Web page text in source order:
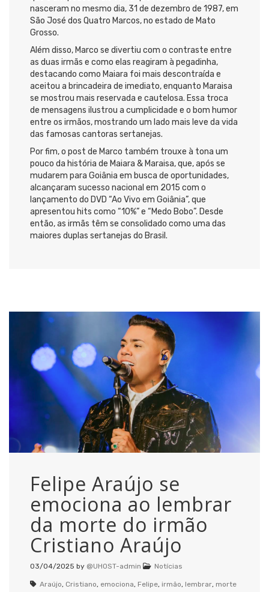
nasceram no mesmo dia, 31 de dezembro de 1987, em
São José dos Quatro Marcos, no estado de Mato
Grosso.
Além disso, Marco se divertiu com o contraste entre
as duas irmãs e como elas reagiram à pegadinha,
destacando como Maiara foi mais descontraída e
aceitou a brincadeira de imediato, enquanto Maraisa
se mostrou mais reservada e cautelosa. Essa troca
de mensagens ilustrou a cumplicidade e o bom humor
entre os irmãos, mostrando um lado mais leve da vida
das famosas cantoras sertanejas.
Por fim, o post de Marco também trouxe à tona um
pouco da história de Maiara & Maraisa, que, após se
mudarem para Goiânia em busca de oportunidades,
alcançaram sucesso nacional em 2015 com o
lançamento do DVD “Ao Vivo em Goiânia”, que
apresentou hits como “10%” e “Medo Bobo”. Desde
então, as irmãs têm se consolidado como uma das
maiores duplas sertanejas do Brasil.
Felipe Araújo se
emociona ao lembrar
da morte do irmão
Cristiano Araújo
03/04/2025 by @UHOST-admin Notícias
Araújo, Cristiano, emociona, Felipe, irmão, lembrar, morte